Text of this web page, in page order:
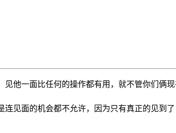
见他一面比任何的操作都有用，就不管你们俩
连见面的机会都不允许，因为只有真正的见到